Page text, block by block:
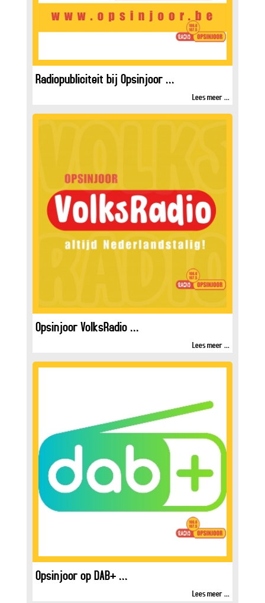
Radiopubliciteit bij Opsinjoor ...
Lees meer ...
Opsinjoor VolksRadio ...
Lees meer ...
Opsinjoor op DAB+ ...
Lees meer ...